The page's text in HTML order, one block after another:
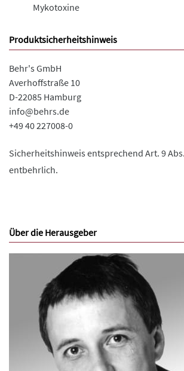
Mykotoxine
Produktsicherheitshinweis
Behr's GmbH
Averhoffstraße 10
D-22085 Hamburg
info@behrs.de
+49 40 227008-0
Sicherheitshinweis entsprechend Art. 9 Abs.
entbehrlich.
Über die Herausgeber